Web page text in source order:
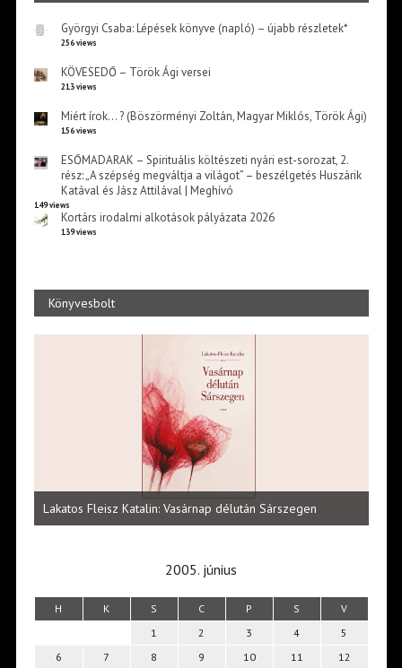
Györgyi Csaba: Lépések könyve (napló) – újabb részletek*
256 views
KÖVESEDŐ – Török Ági versei
213 views
Miért írok… ? (Böszörményi Zoltán, Magyar Miklós, Török Ági)
156 views
ESŐMADARAK – Spirituális költészeti nyári est-sorozat, 2.
rész: „A szépség megváltja a világot” – beszélgetés Huszárik
Katával és Jász Attilával | Meghívó
149 views
Kortárs irodalmi alkotások pályázata 2026
139 views
Könyvesbolt
Lakatos Fleisz Katalin: Vasárnap délután Sárszegen
2005. június
H K S C P S V
1 2 3 4
5
6
7 8 9 10 11
12